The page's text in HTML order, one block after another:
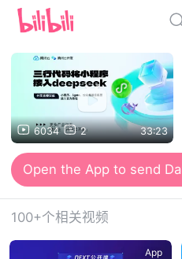
6034 2 33:23
100+个相关视频
App